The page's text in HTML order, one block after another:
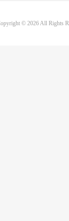
© 2026 All Rights